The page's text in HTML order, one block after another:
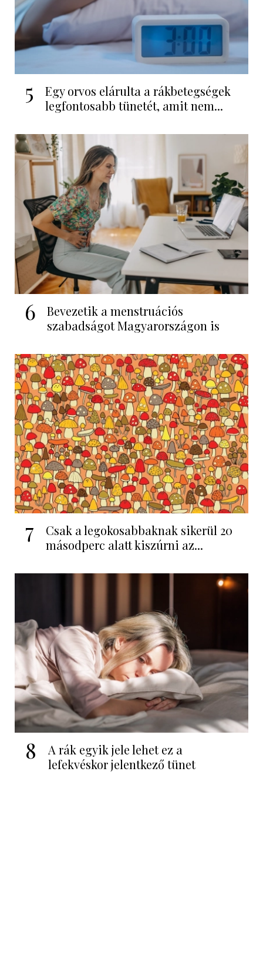
5
Egy orvos elárulta a rákbetegségek
legfontosabb tünetét, amit nem...
6
Bevezetik a menstruációs
szabadságot Magyarországon is
7
Csak a legokosabbaknak sikerül 20
másodperc alatt kiszúrni az...
8
A rák egyik jele lehet ez a
lefekvéskor jelentkező tünet